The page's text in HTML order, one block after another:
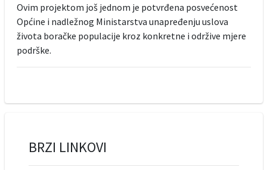
Ovim projektom još jednom je potvrđena posvećenost
Općine i nadležnog Ministarstva unapređenju uslova
života boračke populacije kroz konkretne i održive mjere
podrške.
BRZI LINKOVI